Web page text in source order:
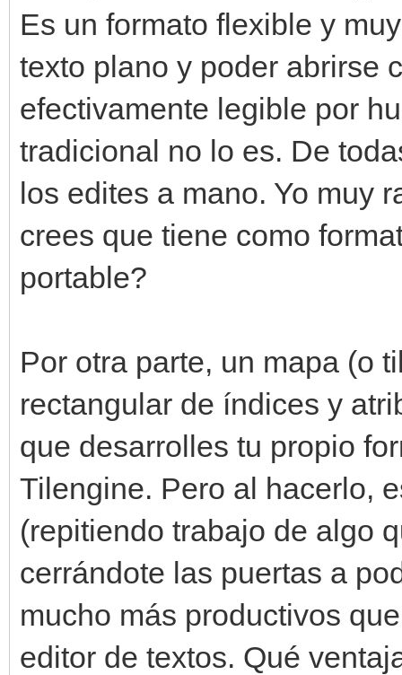
Es un formato flexible y
texto plano y poder abrirse
efectivamente legible por
tradicional no lo es. De
los edites a mano. Yo muy
crees que tiene como
portable?
Por otra parte, un mapa (o
rectangular de índices y
que desarrolles tu propio
Tilengine. Pero al hacerlo,
(repitiendo trabajo de algo
cerrándote las puertas a
mucho más productivos
editor de textos. Qué